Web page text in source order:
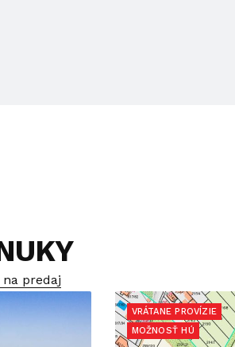
predaj
VRÁTANE PROVÍZIE
MOŽNOSŤ HÚ